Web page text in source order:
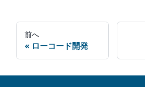
前へ
ローコード開発